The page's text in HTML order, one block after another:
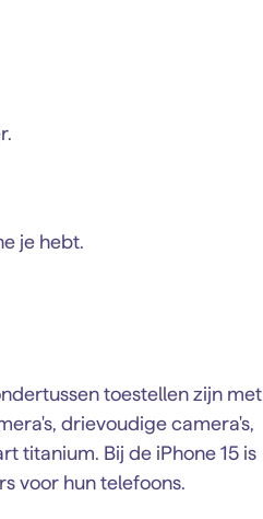
je hebt.
toestellen zijn met
drievoudige camera's,
titanium. Bij de iPhone 15 is
voor hun telefoons.